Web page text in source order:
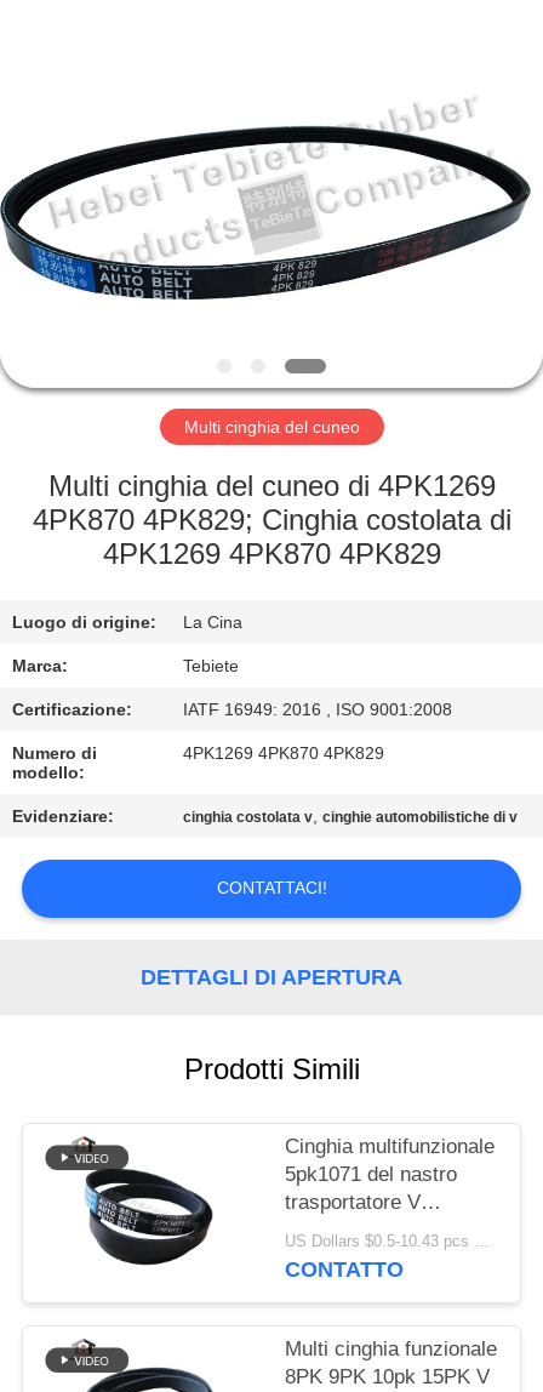
PRODOTTI
CIRCA
GIRO
FABBRICA
CONTROLLO
QUALITÀ
CONTATTICI
NOTIZIE
CASI
POLICY
Multi cinghia del cuneo
Multi cinghia del cuneo di 4PK1269
4PK870 4PK829; Cinghia costolata di
4PK1269 4PK870 4PK829
Luogo di origine: La Cina
Marca: Tebiete
Certificazione: IATF 16949: 2016 , ISO 9001:2008
Numero di
modello:
4PK1269 4PK870 4PK829
Evidenziare: cinghia costolata v,cinghie automobilistiche di v
CONTATTACI!
DETTAGLI DI APERTURA
Prodotti Simili
Cinghia multifunzionale
5pk1071 del nastro
trasportatore V
dell'OEM D5010224370
US Dollars $0.5-10.43 pcs MOQ:50 pezzi
CONTATTO
Multi cinghia funzionale
8PK 9PK 10pk 15PK V